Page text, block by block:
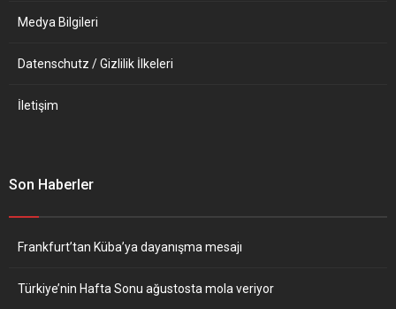
Medya Bilgileri
Datenschutz / Gizlilik İlkeleri
İletişim
Son Haberler
Frankfurt’tan Küba’ya dayanışma mesajı
Türkiye’nin Hafta Sonu ağustosta mola veriyor